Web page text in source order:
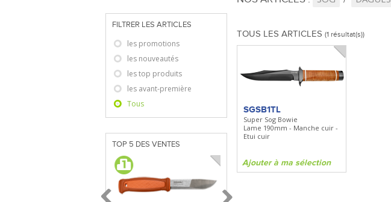
FILTRER LES ARTICLES
les promotions
les nouveautés
les top produits
les avant-première
Tous
TOP 5 DES VENTES
TOUS LES ARTICLES (1 résultat(s))
SGSB1TL
Super Sog Bowie
Lame 190mm - Manche cuir -
Etui cuir
Ajouter à ma sélection